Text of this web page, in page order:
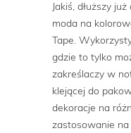
Jakiś, dłuższy
moda na
Tape.
gdzie to tylko
zakreślaczy w
klejącej do
dekoracje na
zastosowanie na